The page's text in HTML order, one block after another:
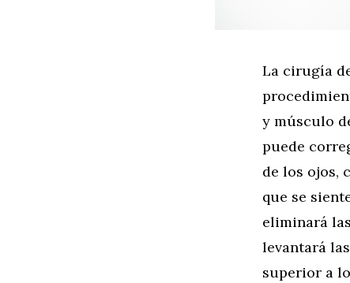
La cirugía
y músculo
puede
de los ojos,
que se
eliminará
levantará
superior a